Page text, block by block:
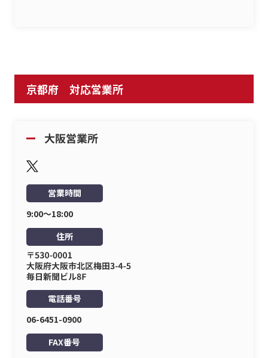
京都府 対応営業所
営業時間
9:00〜18:00
住所
電話番号
06-6451-0900
FAX番号